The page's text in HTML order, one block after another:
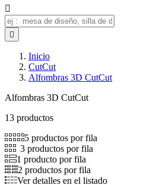


Inicio
CutCut
Alfombras 3D CutCut
Alfombras 3D CutCut
13 productos
5 productos por fila
3 productos por fila
1 producto por fila
2 productos por fila
Ver detalles en el listado